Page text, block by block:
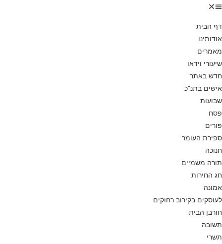
דף הבית
אודותינו
מאמרים
שיעורי וידאו
חדש באתר
אישים בתנ”כ
שבועות
פסח
פורים
ספירת העומר
חנוכה
תורה משמיים
חג החירות
אמונה
לעוסקים בקירוב רחוקים
חורבן הבית
תשובה
תשרי